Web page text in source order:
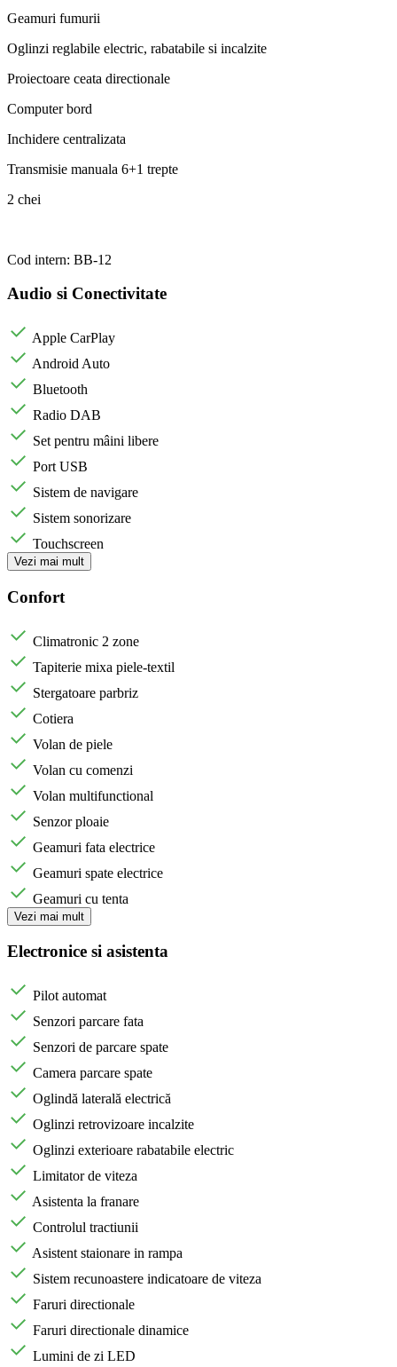
Geamuri fumurii
Oglinzi reglabile electric, rabatabile si incalzite
Proiectoare ceata directionale
Computer bord
Inchidere centralizata
Transmisie manuala 6+1 trepte
2 chei
Cod intern: BB-12
Audio si Conectivitate
Apple CarPlay
Android Auto
Bluetooth
Radio DAB
Set pentru mâini libere
Port USB
Sistem de navigare
Sistem sonorizare
Touchscreen
Vezi mai mult
Confort
Climatronic 2 zone
Tapiterie mixa piele-textil
Stergatoare parbriz
Cotiera
Volan de piele
Volan cu comenzi
Volan multifunctional
Senzor ploaie
Geamuri fata electrice
Geamuri spate electrice
Geamuri cu tenta
Vezi mai mult
Electronice si asistenta
Pilot automat
Senzori parcare fata
Senzori de parcare spate
Camera parcare spate
Oglindă laterală electrică
Oglinzi retrovizoare incalzite
Oglinzi exterioare rabatabile electric
Limitator de viteza
Asistenta la franare
Controlul tractiunii
Asistent staionare in rampa
Sistem recunoastere indicatoare de viteza
Faruri directionale
Faruri directionale dinamice
Lumini de zi LED